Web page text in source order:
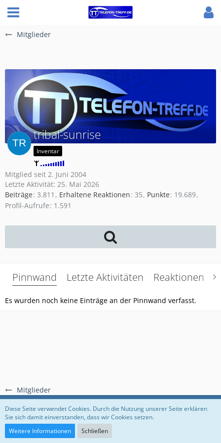
Mitglieder
Mitglieder
tribal-sunrise
Inventar
Mitglied seit 2. Juni 2004
Letzte Aktivität: 25. Mai 2026
Beiträge 3.811 Erhaltene Reaktionen 35 Punkte 19.689
Profil-Aufrufe 1.591
Pinnwand Letzte Aktivitäten Reaktionen
Es wurden noch keine Einträge an der Pinnwand verfasst.
Regeln Datenschutzerklärung Impressum
Community-Software:
Diese Seite verwendet Cookies. Durch die Nutzung unserer Seite erklären
Sie sich damit einverstanden, dass wir Cookies setzen.
Weitere Informationen
Schließen